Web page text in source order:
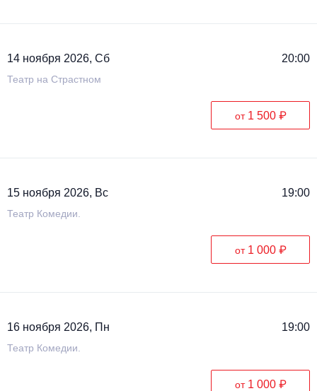
14 ноября 2026, Сб 20:00
Театр на Страстном
от 1 500 ₽
15 ноября 2026, Вс 19:00
Театр Комедии.
от 1 000 ₽
16 ноября 2026, Пн 19:00
Театр Комедии.
от 1 000 ₽